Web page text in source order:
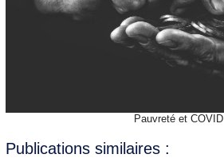
Pauvreté et COVID
Publications similaires :